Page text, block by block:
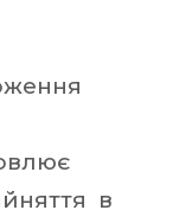
в